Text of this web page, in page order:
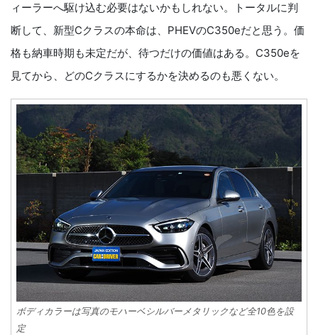
ィーラーへ駆け込む必要はないかもしれない。トータルに判
断して、新型Cクラスの本命は、PHEVのC350eだと思う。価
格も納車時期も未定だが、待つだけの価値はある。C350eを
見てから、どのCクラスにするかを決めるのも悪くない。
ボディカラーは写真のモハーベシルバーメタリックなど全10色を設
定